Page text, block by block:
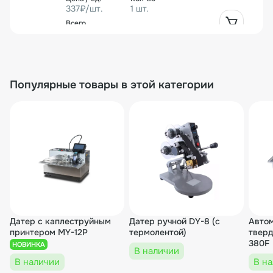
337₽/шт. 1 шт.
Направляющая подвижного блока HP-241/H
1 652₽
00000000670
2 111₽/шт. 1 шт.
Популярные товары в этой категории
Датер с каплеструйным
принтером MY-12P
НОВИНКА
В наличии
Датер ручной DY-8 (с
термолентой)
В наличии
380F
В